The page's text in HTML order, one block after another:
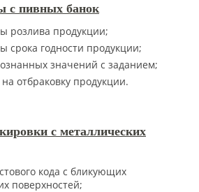
с пивных банок
розлива продукции;
срока годности продукции;
значений с заданием;
отбраковку продукции.
с металлических
кода с бликующих
поверхностей;